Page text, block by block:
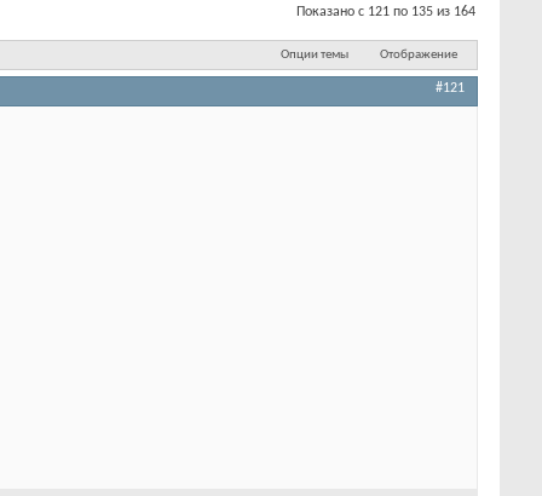
Показано с 121 по 135 из 164
Опции темы Отображение
#121